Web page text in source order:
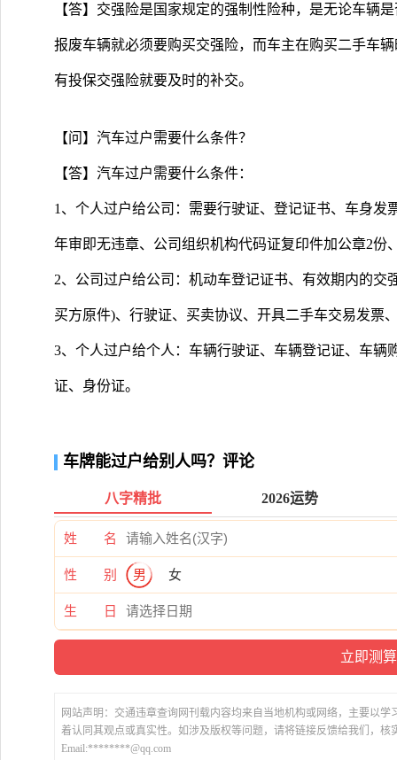
【答】交强险是国家规定的强制性险种，是无论车辆
报废车辆就必须要购买交强险，而车主在购买二手车
有投保交强险就要及时的补交。
【问】汽车过户需要什么条件？
【答】汽车过户需要什么条件：
1、个人过户给公司：需要行驶证、登记证书、车身
年审即无违章、公司组织机构代码证复印件加公章2份
2、公司过户给公司：机动车登记证书、有效期内的
买方原件)、行驶证、买卖协议、开具二手车交易发票
3、个人过户给个人：车辆行驶证、车辆登记证、车辆
证、身份证。
车牌能过户给别人吗？评论
八字精批 2026运势
姓 名
性 别 男 女
生 日
网站声明：交通违章查询网刊载内容均来自当地机构或网络，主要以
着认同其观点或真实性。如涉及版权等问题，请将链接反馈给我们，核
Email:********@qq.com